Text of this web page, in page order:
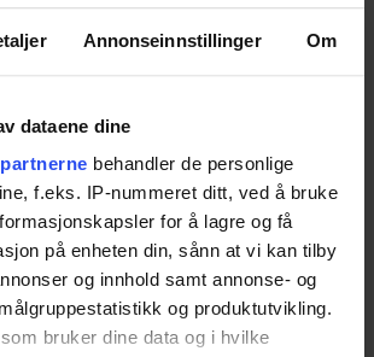
Annonseinnstillinger Om
dataene dine
behandler de personlige
f.eks. IP-nummeret ditt, ved å bruke
for å lagre og få
på enheten din, sånn at vi kan tilby
og innhold samt annonse- og
og produktutvikling.
bruker dine data og i hvilke
Mat og Drikke
hybrid # microsoft
surface
#galaxy #htc #google #nexus #apple
for#focus
nettbrett #sony xperia # hybrid
#surface-pro #samsung # galaxy